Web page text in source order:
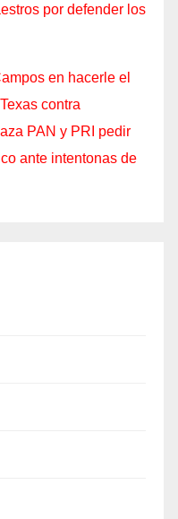
por defender los
en hacerle el
contra
PAN y PRI pedir
ante intentonas de